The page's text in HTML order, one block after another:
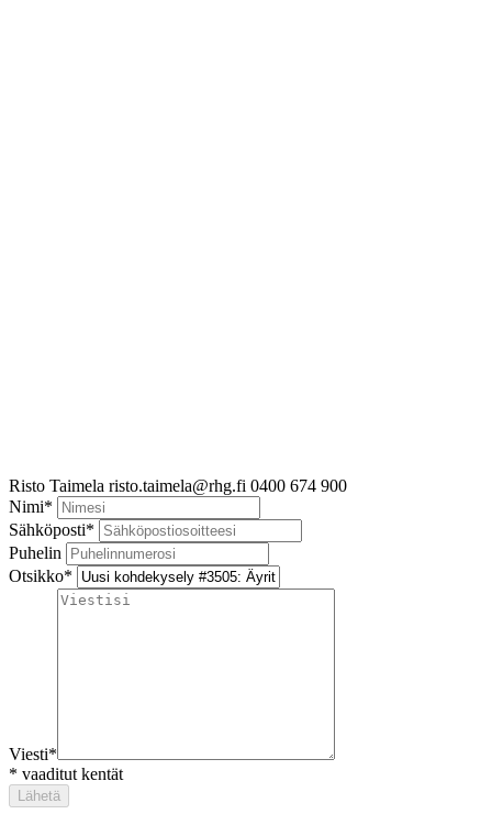
Risto Taimela risto.taimela@rhg.fi 0400 674 900
Nimi*
Sähköposti*
Puhelin
Otsikko*
Viesti*
* vaaditut kentät